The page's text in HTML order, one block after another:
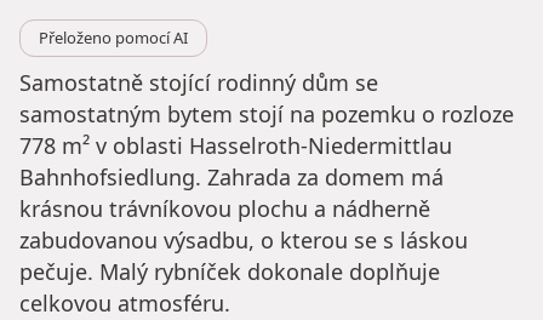
Přeloženo pomocí AI
Samostatně stojící rodinný dům se
samostatným bytem stojí na pozemku o rozloze
778 m² v oblasti Hasselroth-Niedermittlau
Bahnhofsiedlung. Zahrada za domem má
krásnou trávníkovou plochu a nádherně
zabudovanou výsadbu, o kterou se s láskou
pečuje. Malý rybníček dokonale doplňuje
celkovou atmosféru.